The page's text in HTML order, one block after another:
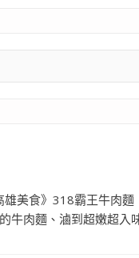
雄美食》318霸王牛肉
牛肉麵、滷到超嫩超入